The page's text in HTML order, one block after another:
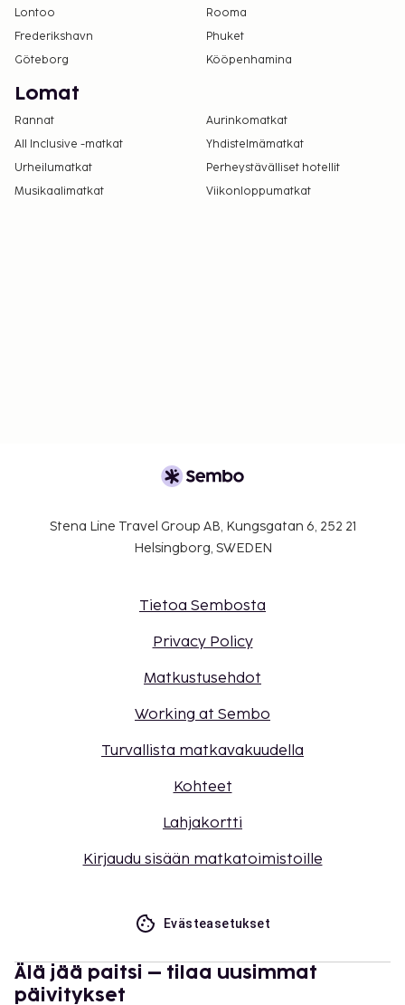
Lontoo
Rooma
Frederikshavn
Phuket
Göteborg
Kööpenhamina
Lomat
Rannat
Aurinkomatkat
All Inclusive -matkat
Yhdistelmämatkat
Urheilumatkat
Perheystävälliset hotellit
Musikaalimatkat
Viikonloppumatkat
Stena Line Travel Group AB, Kungsgatan 6, 252 21
Helsingborg, SWEDEN
Tietoa Sembosta
Privacy Policy
Matkustusehdot
Working at Sembo
Turvallista matkavakuudella
Kohteet
Lahjakortti
Kirjaudu sisään matkatoimistoille
Evästeasetukset
Älä jää paitsi – tilaa uusimmat
päivitykset